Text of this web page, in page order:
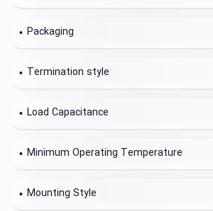
Packaging
Termination style
Load Capacitance
Minimum Operating Temperature
Mounting Style